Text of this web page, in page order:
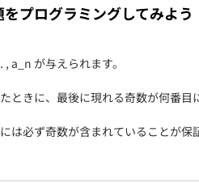
契約
をプログラミングしてみよう
a_n が与えられます。
ときに、最後に現れる奇数が何番
は必ず奇数が含まれていることが保